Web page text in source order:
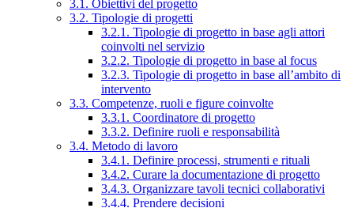
3.1. Obiettivi del progetto
3.2. Tipologie di progetti
3.2.1. Tipologie di progetto in base agli attori
coinvolti nel servizio
3.2.2. Tipologie di progetto in base al focus
3.2.3. Tipologie di progetto in base all’ambito di
intervento
3.3. Competenze, ruoli e figure coinvolte
3.3.1. Coordinatore di progetto
3.3.2. Definire ruoli e responsabilità
3.4. Metodo di lavoro
3.4.1. Definire processi, strumenti e rituali
3.4.2. Curare la documentazione di progetto
3.4.3. Organizzare tavoli tecnici collaborativi
3.4.4. Prendere decisioni